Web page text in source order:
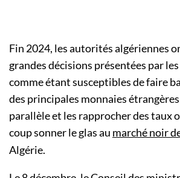
Fin 2024, les autorités algériennes
grandes décisions présentées par
comme étant susceptibles de faire
des principales monnaies
parallèle et les rapprocher des taux
coup sonner le glas au marché noir
Algérie.